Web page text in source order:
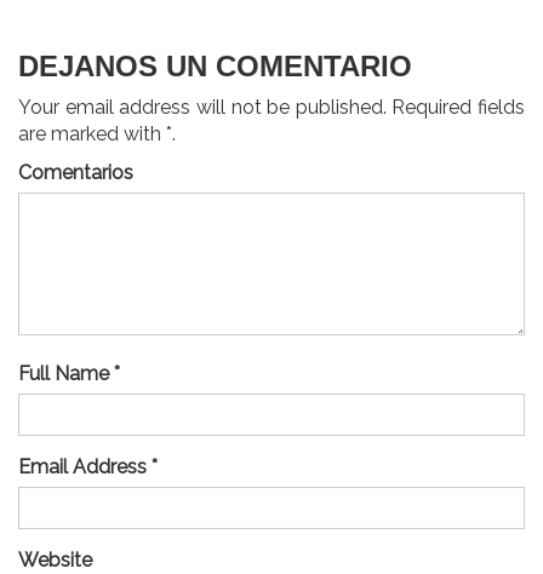
DEJANOS UN COMENTARIO
Your email address will not be published. Required fields
are marked with *.
Comentarios
Full Name *
Email Address *
Website